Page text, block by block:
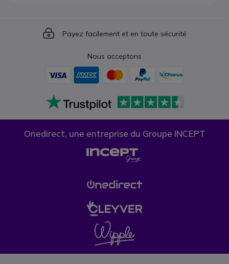
Icon
Payez facilement et en toute sécurité
Nous acceptons
Onedirect, une entreprise du Groupe INCEPT